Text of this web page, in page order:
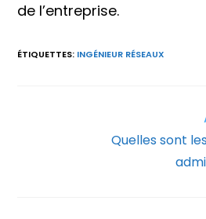
de l’entreprise.
ÉTIQUETTES: INGÉNIEUR RÉSEAUX
Quelles sont